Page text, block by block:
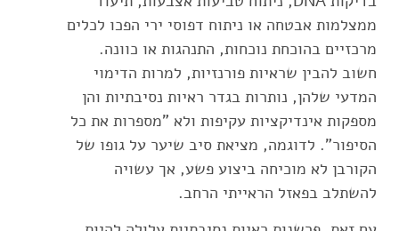
ממצלמות אבטחה או ניתוח דפוסי ירי הפכו לכלים
מרכזיים בהוכחת נוכחות, התנהגות או כוונה.
חשוב להבין שראיות פורנזיות, למרות הדימוי
המדעי שלהן, נותרות בגדר ראיות נסיבתיות והן
מספקות אינדיקציות עקיפות ולא "מספרות את כל
הסיפור". לדוגמה, מציאת סיב שיער על גופו של
הקורבן לא מוכיחה ביצוע פשע, אך עשויה
להשתלב בפאזל הראייתי הרחב.